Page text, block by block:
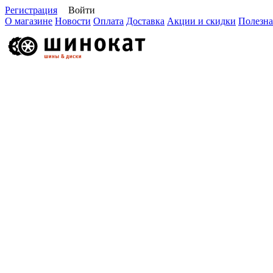
Регистрация
Войти
О магазине Новости Оплата Доставка Акции и скидки